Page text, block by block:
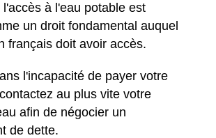
l'accès à l'eau potable est
un droit fondamental auquel
français doit avoir accès.
l'incapacité de payer votre
au plus vite votre
afin de négocier un
de dette.